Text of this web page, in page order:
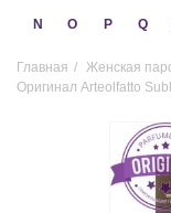
N O P Q
Главная / Женская
Оригинал Arteolfatto